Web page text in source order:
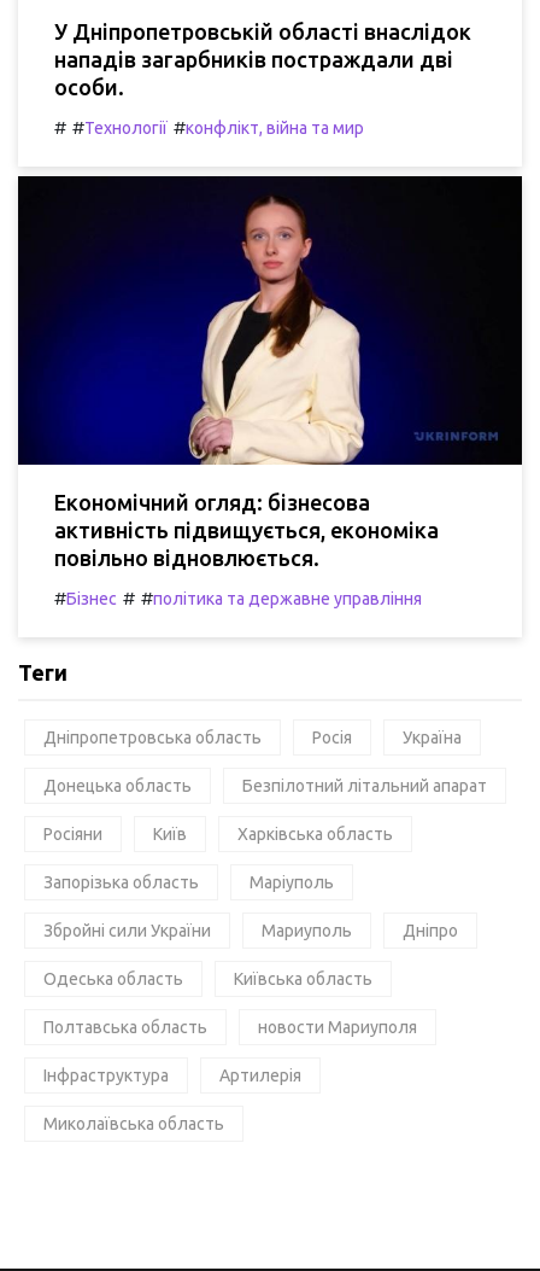
У Дніпропетровській області внаслідок
нападів загарбників постраждали дві
особи.
# #Технології #конфлікт, війна та мир
Економічний огляд: бізнесова
активність підвищується, економіка
повільно відновлюється.
#Бізнес # #політика та державне управління
Теги
Дніпропетровська область Росія Україна
Донецька область Безпілотний літальний апарат
Росіяни Київ Харківська область
Запорізька область Маріуполь
Збройні сили України Мариуполь Дніпро
Одеська область Київська область
Полтавська область новости Мариуполя
Інфраструктура Артилерія
Миколаївська область